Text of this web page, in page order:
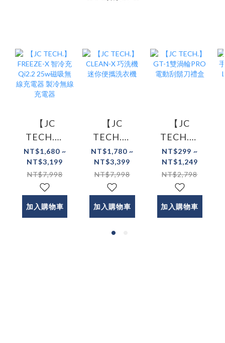
【JC
TECH.】
FREEZE-X
智冷充
Qi2.2 25w
磁吸無線充
電器 製冷無
線充電器
NT$1,680 ~
NT$3,199
NT$7,998
加入購物車
【JC
TECH.】
CLEAN-X
巧洗機 迷你
便攜洗衣機
NT$1,780 ~
NT$3,399
NT$7,998
加入購物車
【JC
TECH.】
GT-1雙渦輪
PRO 電動刮
鬍刀禮盒
NT$299 ~
NT$1,249
NT$2,798
加入購物車